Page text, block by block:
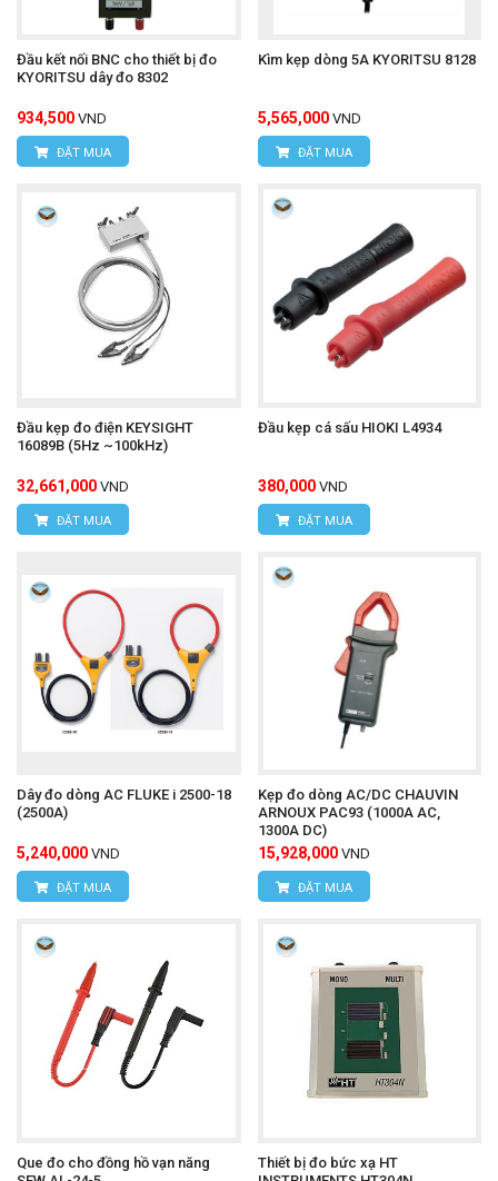
Đầu kết nối BNC cho thiết bị đo
KYORITSU dây đo 8302
934,500 VND
ĐẶT MUA
Kìm kẹp dòng 5A KYORITSU 8128
5,565,000 VND
ĐẶT MUA
Đầu kẹp đo điện KEYSIGHT
16089B (5Hz ~100kHz)
32,661,000 VND
ĐẶT MUA
Đầu kẹp cá sấu HIOKI L4934
380,000 VND
ĐẶT MUA
Dây đo dòng AC FLUKE i 2500-18
(2500A)
5,240,000 VND
ĐẶT MUA
Kẹp đo dòng AC/DC CHAUVIN
ARNOUX PAC93 (1000A AC,
1300A DC)
15,928,000 VND
ĐẶT MUA
Que đo cho đồng hồ vạn năng
Thiết bị đo bức xạ HT